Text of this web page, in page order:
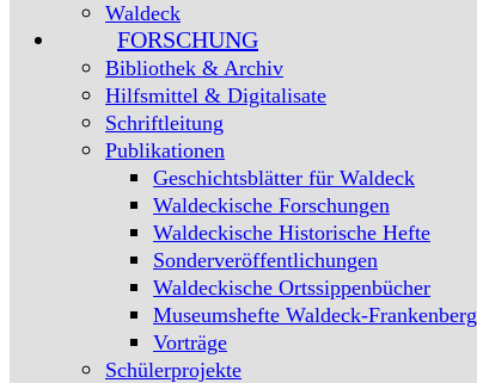
Waldeck
FORSCHUNG
Bibliothek & Archiv
Hilfsmittel & Digitalisate
Schriftleitung
Publikationen
Geschichtsblätter für Waldeck
Waldeckische Forschungen
Waldeckische Historische Hefte
Sonderveröffentlichungen
Waldeckische Ortssippenbücher
Museumshefte Waldeck-Frankenberg
Vorträge
Schülerprojekte